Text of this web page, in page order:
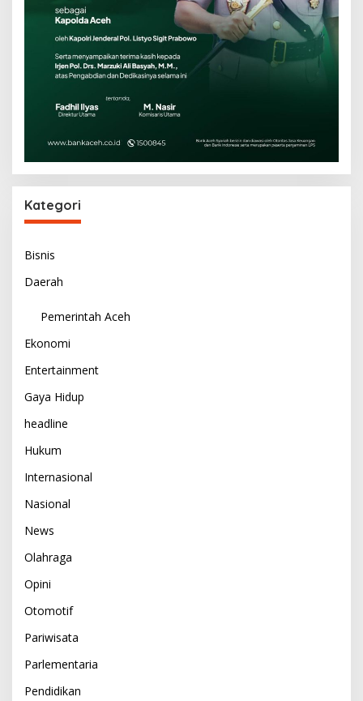
Kategori
Bisnis
Daerah
Pemerintah Aceh
Ekonomi
Entertainment
Gaya Hidup
headline
Hukum
Internasional
Nasional
News
Olahraga
Opini
Otomotif
Pariwisata
Parlementaria
Pendidikan